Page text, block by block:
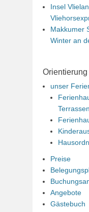
Insel
Makkumer
Winter an
unser
Preise
Angebote
Gästebuch